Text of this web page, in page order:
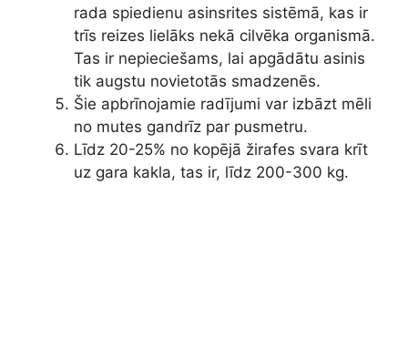
rada spiedienu asinsrites sistēmā, kas ir
trīs reizes lielāks nekā cilvēka organismā.
Tas ir nepieciešams, lai apgādātu asinis
tik augstu novietotās smadzenēs.
Šie apbrīnojamie radījumi var izbāzt mēli
no mutes gandrīz par pusmetru.
Līdz 20-25% no kopējā žirafes svara krīt
uz gara kakla, tas ir, līdz 200-300 kg.